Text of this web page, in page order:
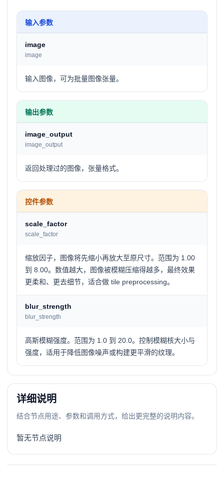
输入参数
image
image
输入图像，可为批量图像张量。
输出参数
image_output
image_output
返回处理过的图像，张量格式。
控件参数
scale_factor
scale_factor
缩放因子，图像将先缩小再放大至原尺寸。范围为 1.00
到 8.00。数值越大，图像被模糊压缩得越多，最终效果
更柔和、更去细节，适合做 tile preprocessing。
blur_strength
blur_strength
高斯模糊强度。范围为 1.0 到 20.0。控制模糊核大小与
强度，适用于降低图像噪声或构建更平滑的纹理。
详细说明
结合节点用途、参数和调用方式，给出更完整的说明内容。
暂无节点说明